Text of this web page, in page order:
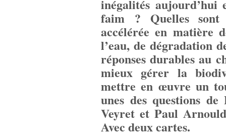
inégalités aujourd’hui
faim ? Quelles sont
accélérée en matière
l’eau, de dégradation
réponses durables au
mieux gérer la
mettre en œuvre un
unes des questions
Veyret et Paul
Avec deux cartes.